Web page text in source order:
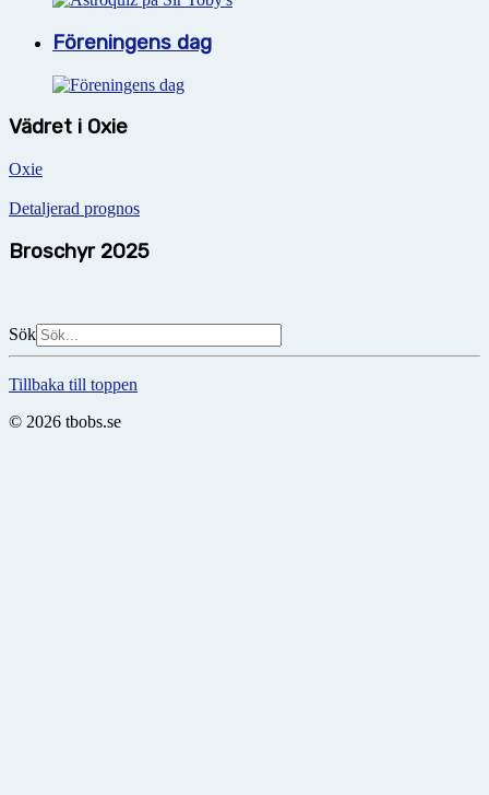
Föreningens dag
Vädret i Oxie
Oxie
Detaljerad prognos
Broschyr 2025
Sök
Tillbaka till toppen
© 2026 tbobs.se